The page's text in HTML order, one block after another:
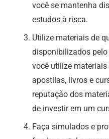
você se mantenha
estudos à risca.
Utilize materiais de
disponibilizados
você utilize
apostilas, livros e
reputação dos
de investir em um
Faça simulados e